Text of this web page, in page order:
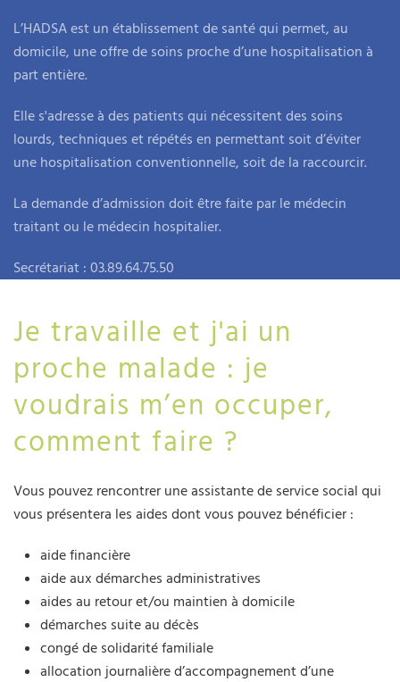
L’HADSA est un établissement de santé qui permet, au
domicile, une offre de soins proche d’une hospitalisation à
part entière.
Elle s'adresse à des patients qui nécessitent des soins
lourds, techniques et répétés en permettant soit d’éviter
une hospitalisation conventionnelle, soit de la raccourcir.
La demande d’admission doit être faite par le médecin
traitant ou le médecin hospitalier.
Secrétariat : 03.89.64.75.50
Je travaille et j'ai un
proche malade : je
voudrais m’en occuper,
comment faire ?
Vous pouvez rencontrer une assistante de service social qui
vous présentera les aides dont vous pouvez bénéficier :
aide financière
aide aux démarches administratives
aides au retour et/ou maintien à domicile
démarches suite au décès
congé de solidarité familiale
allocation journalière d’accompagnement d’une